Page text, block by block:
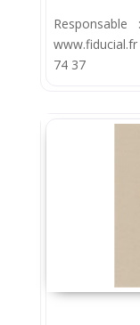
Responsable
74 37